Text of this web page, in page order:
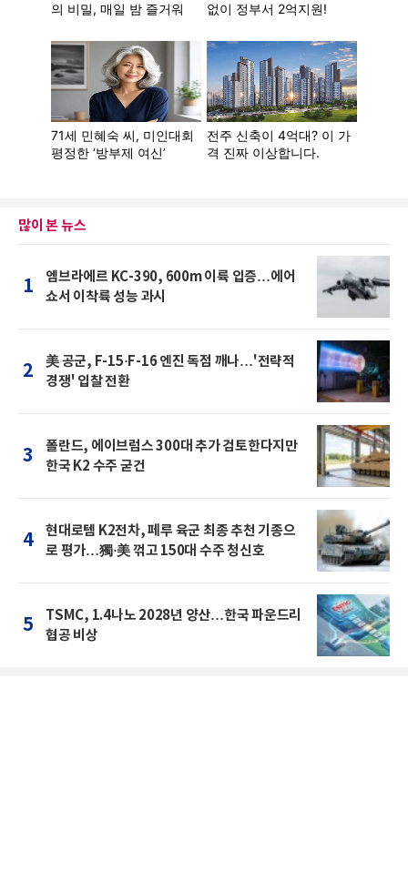
많이 본 뉴스
1
엠브라에르 KC-390, 600m 이륙 입증…에어
쇼서 이착륙 성능 과시
2
美 공군, F-15·F-16 엔진 독점 깨나…'전략적
경쟁' 입찰 전환
3
폴란드, 에이브럼스 300대 추가 검토한다지만
한국 K2 수주 굳건
4
현대로템 K2전차, 페루 육군 최종 추천 기종으
로 평가…獨·美 꺾고 150대 수주 청신호
5
TSMC, 1.4나노 2028년 양산…한국 파운드리
협공 비상